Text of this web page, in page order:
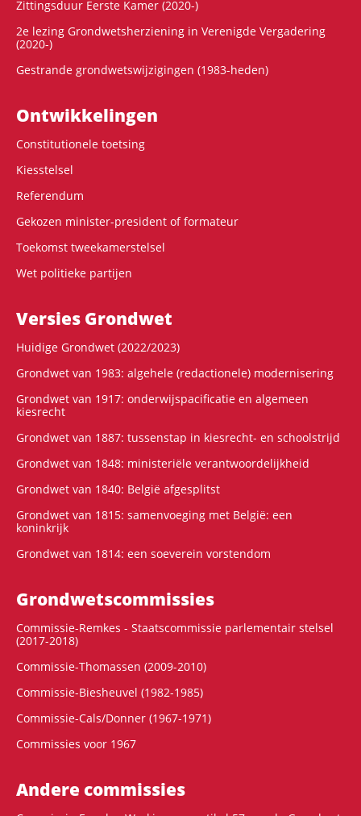
Zittingsduur Eerste Kamer (2020-)
2e lezing Grondwetsherziening in Verenigde Vergadering
(2020-)
Gestrande grondwetswijzigingen (1983-heden)
Ontwikke­lingen
Constitutionele toetsing
Kiesstelsel
Referendum
Gekozen minister-president of formateur
Toekomst tweekamerstelsel
Wet politieke partijen
Versies Grondwet
Huidige Grondwet (2022/2023)
Grondwet van 1983: algehele (redactionele) modernisering
Grondwet van 1917: onderwijspacificatie en algemeen
kiesrecht
Grondwet van 1887: tussenstap in kiesrecht- en schoolstrijd
Grondwet van 1848: ministeriële verantwoordelijkheid
Grondwet van 1840: België afgesplitst
Grondwet van 1815: samenvoeging met België: een
koninkrijk
Grondwet van 1814: een soeverein vorstendom
Grondwets­commissies
Commissie-Remkes - Staatscommissie parlementair stelsel
(2017-2018)
Commissie-Thomassen (2009-2010)
Commissie-Biesheuvel (1982-1985)
Commissie-Cals/Donner (1967-1971)
Commissies voor 1967
Andere commissies